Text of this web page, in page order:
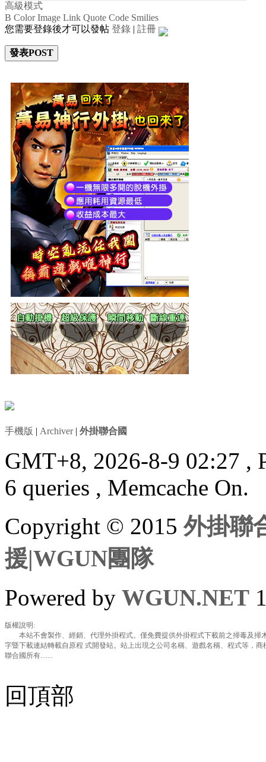
高級模式
B Color Image Link Quote Code Smilies
您需要登錄後才可以發帖 登錄 | 註冊
發表POST
手機版 | Archiver| 外掛聯合國
GMT+8, 2026-8-9 02:27 ,
6 queries , Memcache On.
Copyright © 2015外掛聯
援|WGUN團隊
Powered by WGUN.NET
版權說明:
本站不會製作、經銷、代理外掛程式。僅免費提供外掛程式下載前之掃毒及掃
字暨下載連結轉載自原程 式開發站。站上出現之公司名稱、遊戲名稱、程式等，
聯合國所有.......
回頂部